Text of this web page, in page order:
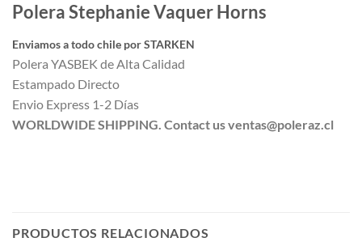
Polera Stephanie Vaquer Horns
Enviamos a todo chile por STARKEN
Polera YASBEK de Alta Calidad
Estampado Directo
Envio Express 1-2 Días
WORLDWIDE SHIPPING. Contact us ventas@poleraz.cl
PRODUCTOS RELACIONADOS